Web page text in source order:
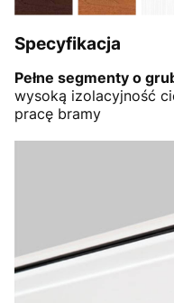
Specyfikacja
Pełne segmenty o
wysoką izolacyjność
pracę bramy